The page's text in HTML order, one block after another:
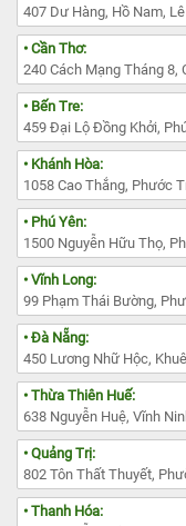
407 Dư Hàng, Hồ Nam,
• Cần Thơ:
240 Cách Mạng Tháng 8,
• Bến Tre:
459 Đại Lộ Đồng Khởi,
• Khánh Hòa:
1058 Cao Thắng, Phước
• Phú Yên:
1500 Nguyễn Hữu Thọ,
• Vĩnh Long:
99 Phạm Thái Bường,
• Đà Nẵng:
450 Lương Nhữ Hộc,
• Thừa Thiên Huế:
638 Nguyễn Huệ, Vĩnh
• Quảng Trị:
802 Tôn Thất Thuyết,
• Thanh Hóa: